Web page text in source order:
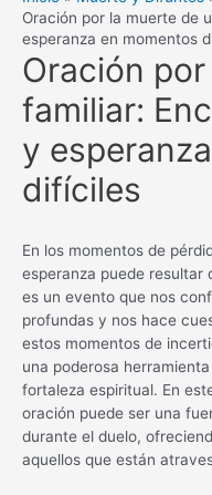
Oración por la muerte de
esperanza en momentos
Oración
familiar:
y
difíciles
En los momentos de
esperanza puede resultar
es un evento que nos
profundas y nos hace
estos momentos de
una poderosa
fortaleza espiritual. En
oración puede ser una
durante el duelo,
aquellos que están